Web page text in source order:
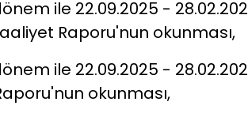
ile 22.09.2025 -
Raporu'nun okunması,
ile 22.09.2025 -
okunması,